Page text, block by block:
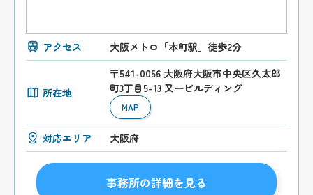
アクセス 大阪メトロ「本町駅」徒歩2分
所在地
〒541-0056 大阪府大阪市中央区久太郎
町3丁目5-13 又一ビルディング
MAP
対応エリア 大阪府
事務所の詳細を見る